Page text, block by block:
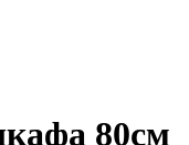
80см